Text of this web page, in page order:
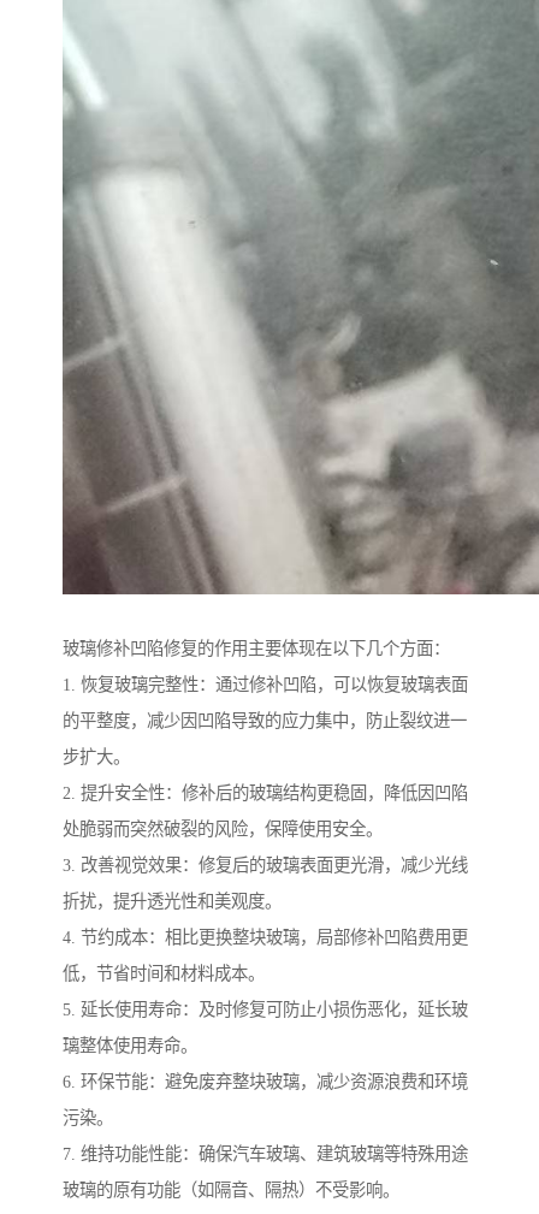
玻璃修补凹陷修复的作用主要体现在以下几个方面：
1. 恢复玻璃完整性：通过修补凹陷，可以恢复玻璃表面
的平整度，减少因凹陷导致的应力集中，防止裂纹进一
步扩大。
2. 提升安全性：修补后的玻璃结构更稳固，降低因凹陷
处脆弱而突然破裂的风险，保障使用安全。
3. 改善视觉效果：修复后的玻璃表面更光滑，减少光线
折扰，提升透光性和美观度。
4. 节约成本：相比更换整块玻璃，局部修补凹陷费用更
低，节省时间和材料成本。
5. 延长使用寿命：及时修复可防止小损伤恶化，延长玻
璃整体使用寿命。
6. 环保节能：避免废弃整块玻璃，减少资源浪费和环境
污染。
7. 维持功能性能：确保汽车玻璃、建筑玻璃等特殊用途
玻璃的原有功能（如隔音、隔热）不受影响。